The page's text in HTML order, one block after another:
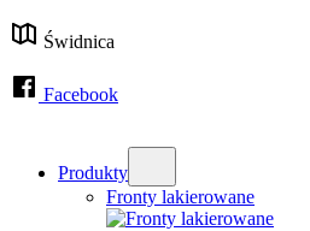
Świdnica
Facebook
Produkty
Fronty lakierowane